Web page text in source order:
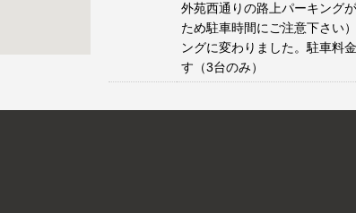
外苑西通りの路上パーキング
ため駐車時間にご注意下さい
ングに変わりました。駐車料
す（3台のみ）